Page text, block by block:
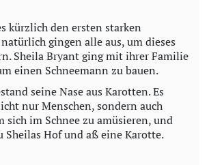
V
i
d
e
kürzlich den ersten starken
gingen alle aus, um dieses
Sheila Bryant ging mit ihrer Familie
einen Schneemann zu bauen.
seine Nase aus Karotten. Es
nur Menschen, sondern auch
sich im Schnee zu amüsieren, und
Sheilas Hof und aß eine Karotte.